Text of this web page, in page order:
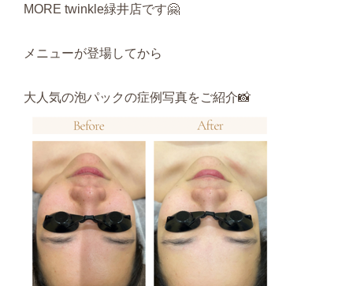
MORE twinkle緑井店です🤗
メニューが登場してから
大人気の泡パックの症例写真をご紹介📸